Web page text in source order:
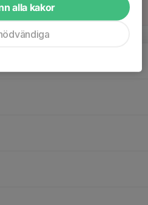
v.8
alla kakor